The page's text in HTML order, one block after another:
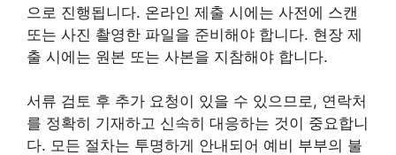
으로 진행됩니다. 온라인 제출 시에는 사전에 스캔
또는 사진 촬영한 파일을 준비해야 합니다. 현장 제
출 시에는 원본 또는 사본을 지참해야 합니다.
서류 검토 후 추가 요청이 있을 수 있으므로, 연락처
를 정확히 기재하고 신속히 대응하는 것이 중요합니
다. 모든 절차는 투명하게 안내되어 예비 부부의 불